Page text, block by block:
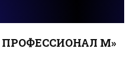
ПРОФЕССИОНАЛ М»